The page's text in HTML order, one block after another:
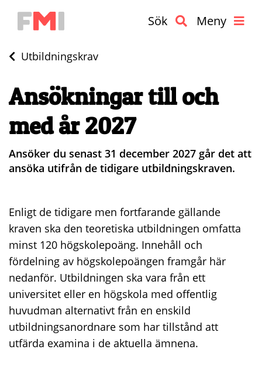
Sök Meny
Utbildningskrav
Ansökningar till och
med år 2027
Ansöker du senast 31 december 2027 går det att
ansöka utifrån de tidigare utbildningskraven.
Enligt de tidigare men fortfarande gällande
kraven ska den teoretiska utbildningen omfatta
minst 120 högskolepoäng. Innehåll och
fördelning av högskolepoängen framgår här
nedanför. Utbildningen ska vara från ett
universitet eller en högskola med offentlig
huvudman alternativt från en enskild
utbildningsanordnare som har tillstånd att
utfärda examina i de aktuella ämnena.